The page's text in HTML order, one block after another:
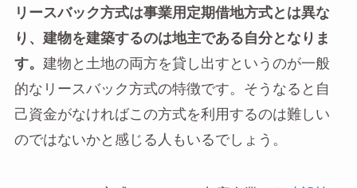
リースバック方式は事業用定期借地方式とは異な
り、建物を建築するのは地主である自分となりま
す。 建物と土地の両方を貸し出すというのが一般
的なリースバック方式の特徴です。そうなると自
己資金がなければこの方式を利用するのは難しい
のではないかと感じる人もいるでしょう。